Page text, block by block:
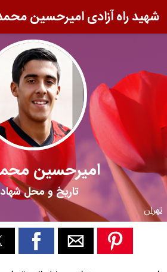
شهید راه آزادی امیرحسین
امیرحسین
تاریخ و محل
تهران